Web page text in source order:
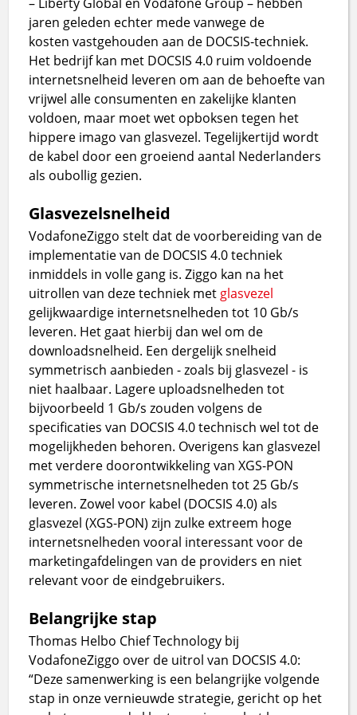
jaren geleden echter mede vanwege de
kosten vastgehouden aan de DOCSIS-techniek.
Het bedrijf kan met DOCSIS 4.0 ruim voldoende
internetsnelheid leveren om aan de behoefte van
vrijwel alle consumenten en zakelijke klanten
voldoen, maar moet wet opboksen tegen het
hippere imago van glasvezel. Tegelijkertijd wordt
de kabel door een groeiend aantal Nederlanders
als oubollig gezien.
Glasvezelsnelheid
VodafoneZiggo stelt dat de voorbereiding van de
implementatie van de DOCSIS 4.0 techniek
inmiddels in volle gang is. Ziggo kan na het
uitrollen van deze techniek met glasvezel
gelijkwaardige internetsnelheden tot 10 Gb/s
leveren. Het gaat hierbij dan wel om de
downloadsnelheid. Een dergelijk snelheid
symmetrisch aanbieden - zoals bij glasvezel - is
niet haalbaar. Lagere uploadsnelheden tot
bijvoorbeeld 1 Gb/s zouden volgens de
specificaties van DOCSIS 4.0 technisch wel tot de
mogelijkheden behoren. Overigens kan glasvezel
met verdere doorontwikkeling van XGS-PON
symmetrische internetsnelheden tot 25 Gb/s
leveren. Zowel voor kabel (DOCSIS 4.0) als
glasvezel (XGS-PON) zijn zulke extreem hoge
internetsnelheden vooral interessant voor de
marketingafdelingen van de providers en niet
relevant voor de eindgebruikers.
Belangrijke stap
Thomas Helbo Chief Technology bij
VodafoneZiggo over de uitrol van DOCSIS 4.0:
“Deze samenwerking is een belangrijke volgende
stap in onze vernieuwde strategie, gericht op het